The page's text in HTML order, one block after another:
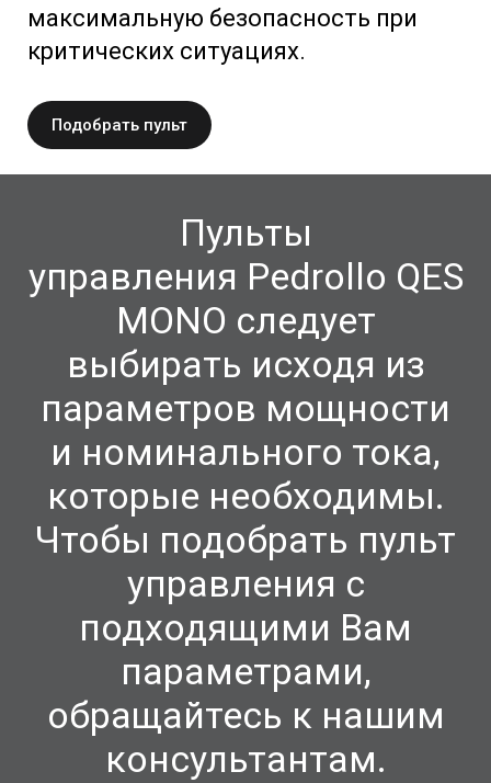
максимальную безопасность при
критических ситуациях.
Подобрать пульт
Пульты
управления Pedrollo QES
MONO следует
выбирать исходя из
параметров мощности
и номинального тока,
которые необходимы.
Чтобы подобрать пульт
управления с
подходящими Вам
параметрами,
обращайтесь к нашим
консультантам.